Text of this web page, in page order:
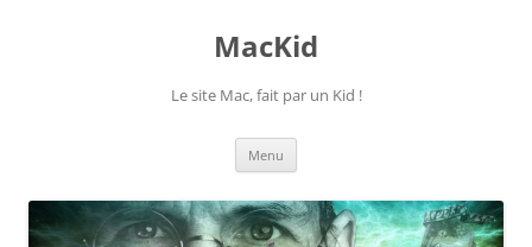
MacKid
Le site Mac, fait par un Kid !
Menu